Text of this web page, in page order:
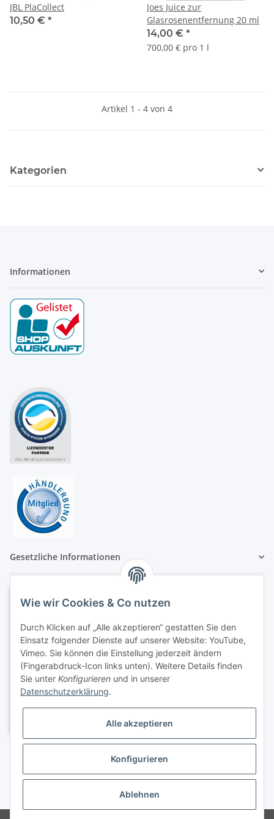
JBL PlaCollect
10,50 € *
Joes Juice zur
Glasrosenentfernung 20 ml
14,00 € *
700,00 € pro 1 l
Artikel 1 - 4 von 4
Kategorien
Informationen
Gesetzliche Informationen
* Alle Preise inkl. gesetzlicher USt., zzgl.Versand
Wie wir Cookies & Co nutzen
Durch Klicken auf „Alle akzeptieren“ gestatten Sie den
Einsatz folgender Dienste auf unserer Website: YouTube,
Vimeo. Sie können die Einstellung jederzeit ändern
(Fingerabdruck-Icon links unten). Weitere Details finden
Sie unter Konfigurieren und in unserer
Datenschutzerklärung.
Alle akzeptieren
Konfigurieren
Ablehnen